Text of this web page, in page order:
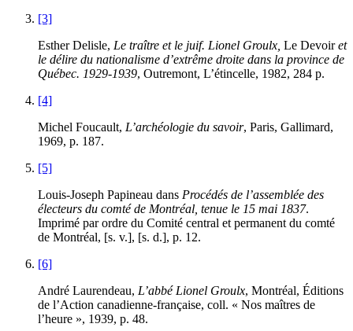
[3]
Esther Delisle, Le traître et le juif. Lionel Groulx, Le Devoiret
le délire du nationalisme d’extrême droite dans la province de
Québec. 1929-1939, Outremont, L’étincelle, 1982, 284 p.
[4]
Michel Foucault, L’archéologie du savoir, Paris, Gallimard,
1969, p. 187.
[5]
Louis-Joseph Papineau dans Procédés de l’assemblée des
électeurs du comté de Montréal, tenue le 15 mai 1837.
Imprimé par ordre du Comité central et permanent du comté
de Montréal, [s. v.], [s. d.], p. 12.
[6]
André Laurendeau, L’abbé Lionel Groulx, Montréal, Éditions
de l’Action canadienne-française, coll. « Nos maîtres de
l’heure », 1939, p. 48.